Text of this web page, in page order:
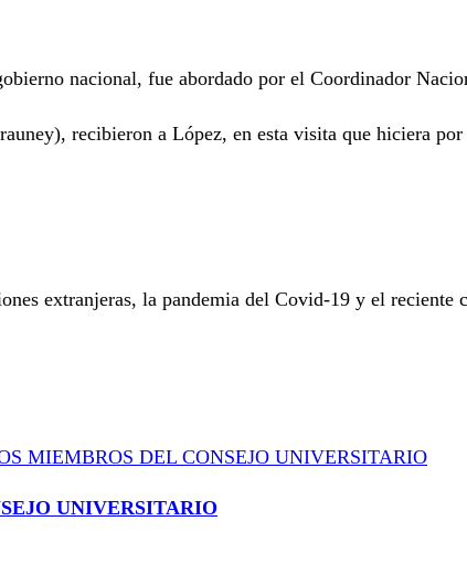
nacional, fue abordado por el Coordinador
recibieron a López, en esta visita que hiciera
extranjeras, la pandemia del Covid-19 y el
UNIVERSITARIO